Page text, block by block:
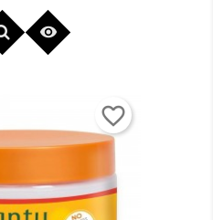

favorite_border